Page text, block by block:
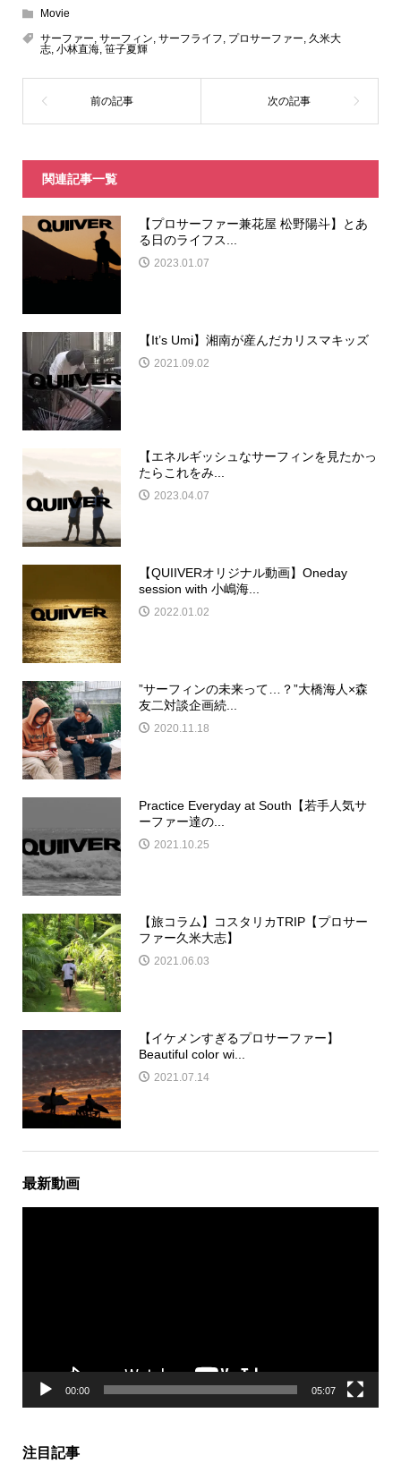
Movie
サーファー サーフィン サーフライフ プロサーファー 久米大
志, 小林直海, 笹子夏輝
関連記事一覧
【プロサーファー兼花屋 松野陽斗】とあ
る日のライフス...
2023.01.07
【It’s Umi】湘南が産んだカリスマキッズ
2021.09.02
【エネルギッシュなサーフィンを見たかっ
たらこれをみ...
2023.04.07
【QUIIVERオリジナル動画】Oneday
session with 小嶋海...
2022.01.02
”サーフィンの未来って…？”大橋海人×森
友二対談企画続...
2020.11.18
Practice Everyday at South【若手人気サ
ーファー達の...
2021.10.25
【旅コラム】コスタリカTRIP【プロサー
ファー久米大志】
2021.06.03
【イケメンすぎるプロサーファー】
Beautiful color wi...
2021.07.14
最新動画
00:00 05:07
注目記事